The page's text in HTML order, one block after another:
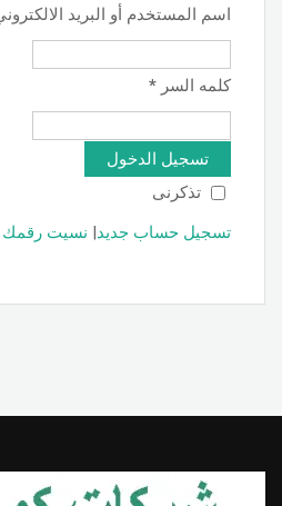
اسم المستخدم أو البريد
كلمه السر *
تسجيل الدخول
تذكرنى
تسجيل حساب جديد| نسيت رقمك